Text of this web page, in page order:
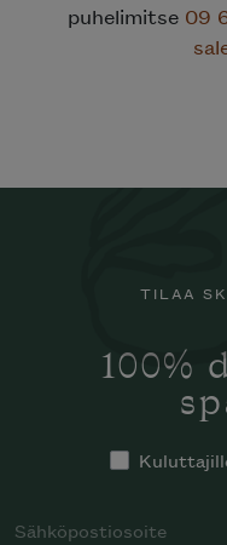
puhelimitse 09
TILAA
100%